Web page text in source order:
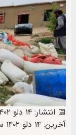
آخرین: ۱۴ دلو ۱۴۰۲ ساعت ۱۶:۴۲